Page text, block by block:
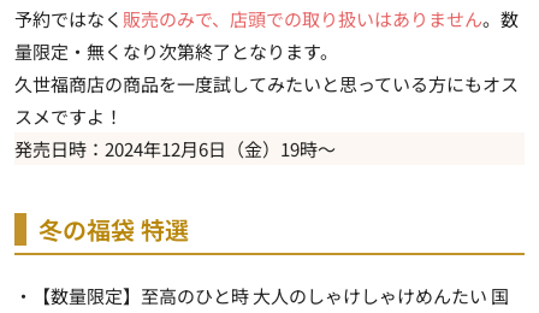
予約ではなく 販売のみで、店頭での取り扱いはありません。数
量限定・無くなり次第終了となります。
久世福商店の商品を一度試してみたいと思っている方にもオス
スメですよ！
発売日時：2024年12月6日（金）19時～
冬の福袋 特選
・【数量限定】至高のひと時 大人のしゃけしゃけめんたい 国